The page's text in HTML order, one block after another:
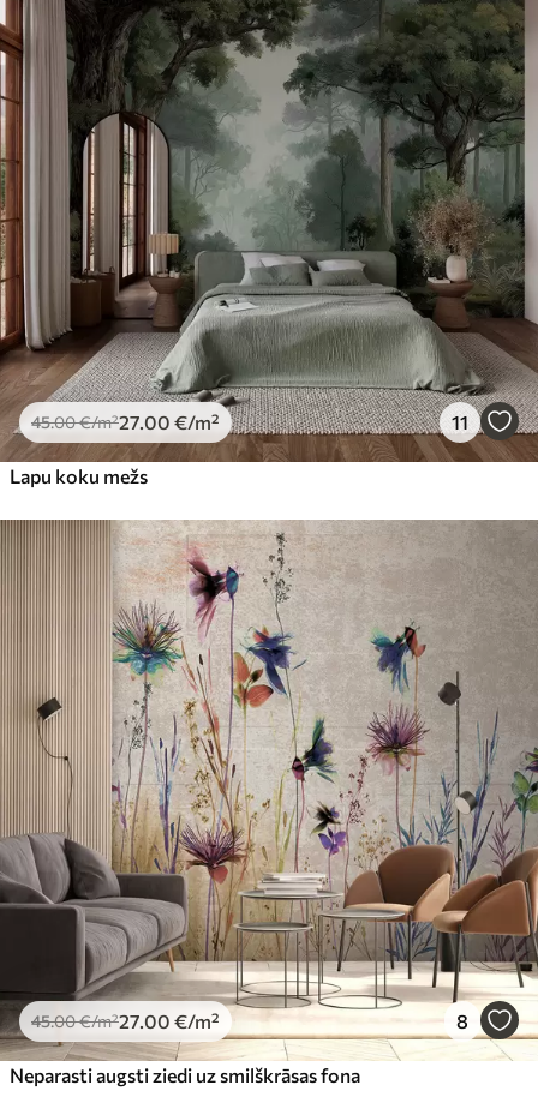
45.00€/m²27 .00 €/m² 11
Lapu koku mežs
45.00€/m²27 .00 €/m² 8
Neparasti augsti ziedi uz smilškrāsas fona